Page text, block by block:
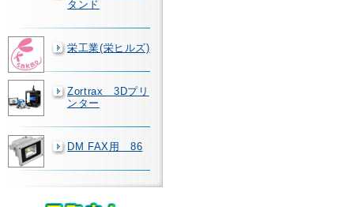
タンド
栄工業(栄ヒルズ)
Zortrax 3Dプリ
ンター
DM FAX用 86